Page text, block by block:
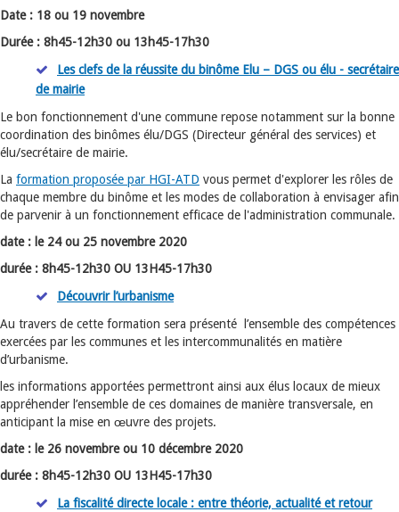
Date : 18 ou 19 novembre
Durée : 8h45-12h30 ou 13h45-17h30
Les clefs de la réussite du binôme Elu – DGS ou élu - secrétaire
de mairie
Le bon fonctionnement d'une commune repose notamment sur la bonne
coordination des binômes élu/DGS (Directeur général des services) et
élu/secrétaire de mairie.
La formation proposée par HGI-ATD vous permet d'explorer les rôles de
chaque membre du binôme et les modes de collaboration à envisager afin
de parvenir à un fonctionnement efficace de l'administration communale.
date : l e 24 ou 25 novembre 2020
durée : 8h45-12h30 OU 13H45-17h30
Découvrir l’urbanisme
Au travers de cette formation sera présenté l’ensemble des compétences
exercées par les communes et les intercommunalités en matière
d’urbanisme.
les informations apportées permettront ainsi aux élus locaux de mieux
appréhender l’ensemble de ces domaines de manière transversale, en
anticipant la mise en œuvre des projets.
date : l e 26 novembre ou 10 décembre 2020
durée : 8h45-12h30 OU 13H45-17h30
La fiscalité directe locale : entre théorie, actualité et retour